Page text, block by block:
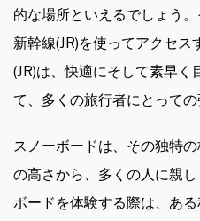
的な場所といえるでしょう
新幹線(JR)を使ってアクセ
(JR)は、快適にそして素早く
て、多くの旅行者にとっての
スノーボードは、その独特
の高さから、多くの人に親
ボードを体験する際は、あ